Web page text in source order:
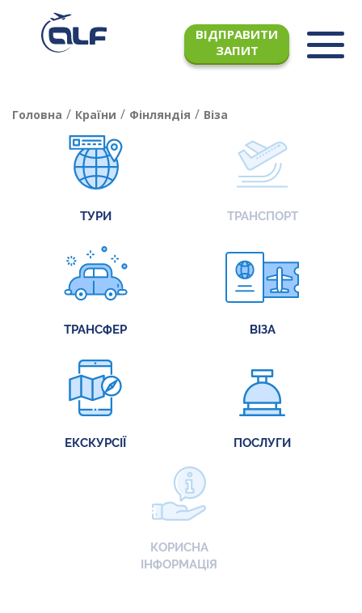
ВІДПРАВИТИ
ЗАПИТ
Головна / Країни / Фінляндія / Віза
ТУРИ ТРАНСПОРТ
ТРАНСФЕР ВІЗА
ЕКСКУРСІЇ ПОСЛУГИ
КОРИСНА
ІНФОРМАЦІЯ